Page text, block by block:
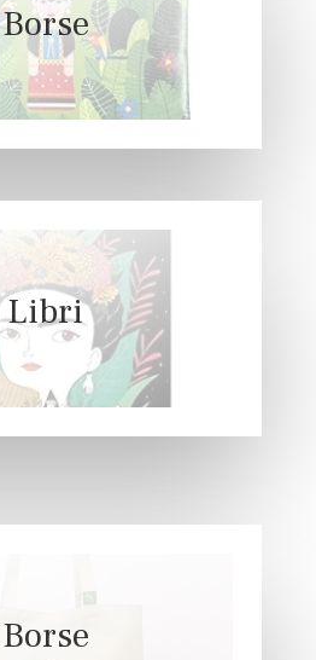
Borse
Libri
Borse